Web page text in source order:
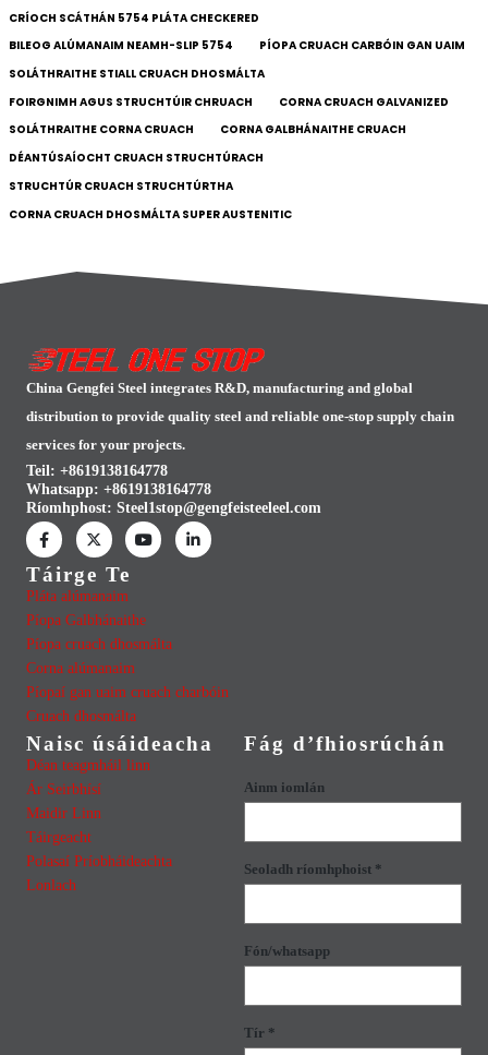
CRÍOCH SCÁTHÁN 5754 PLÁTA CHECKERED
BILEOG ALÚMANAIM NEAMH-SLIP 5754
PÍOPA CRUACH CARBÓIN GAN UAIM
SOLÁTHRAITHE STIALL CRUACH DHOSMÁLTA
FOIRGNIMH AGUS STRUCHTÚIR CHRUACH
CORNA CRUACH GALVANIZED
SOLÁTHRAITHE CORNA CRUACH
CORNA GALBHÁNAITHE CRUACH
DÉANTÚSAÍOCHT CRUACH STRUCHTÚRACH
STRUCHTÚR CRUACH STRUCHTÚRTHA
CORNA CRUACH DHOSMÁLTA SUPER AUSTENITIC
China Gengfei Steel integrates R&D, manufacturing and global
distribution to provide quality steel and reliable one-stop supply chain
services for your projects.
Teil: +8619138164778
Whatsapp: +8619138164778
Ríomhphost: Steel1stop@gengfeisteeleel.com
Táirge Te
Pláta alúmanaim
Píopa Galbhánaithe
Píopa cruach dhosmálta
Corna alúmanaim
Píopaí gan uaim cruach charbóin
Cruach dhosmálta
Naisc úsáideacha
Déan teagmháil linn
Ár Seirbhísí
Maidir Linn
Táirgeacht
Polasaí Príobháideachta
Lonlach
Fág d’fhiosrúchán
Ainm iomlán
Seoladh ríomhphoist *
Fón/whatsapp
Tír *